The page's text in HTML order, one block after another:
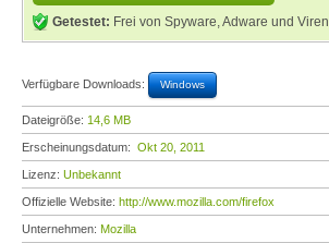
Getestet: Frei von Spyware, Adware und Viren
Verfügbare Downloads: Windows
Dateigröße: 14,6 MB
Erscheinungsdatum: Okt 20, 2011
Lizenz: Unbekannt
Offizielle Website: http://www.mozilla.com/firefox
Unternehmen: Mozilla